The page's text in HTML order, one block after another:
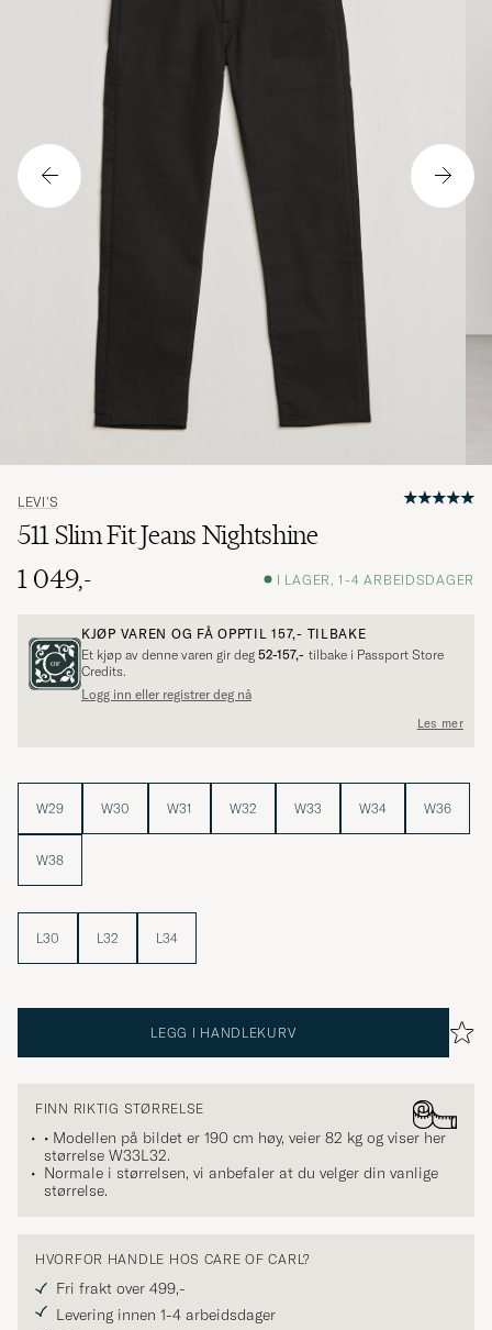
LEVI'S
511 Slim Fit Jeans Nightshine
1 049,-
I LAGER, 1-4 ARBEIDSDAGER
KJØP VAREN OG FÅ OPPTIL157,- TILBAKE
Et kjøp av denne varen gir deg 52-157,- tilbake i Passport Store
Credits.
Logg inn eller registrer deg nå
Les mer
W29 W30 W31 W32 W33 W34 W36
W38
L30 L32 L34
LEGG I HANDLEKURV
FINN RIKTIG STØRRELSE
• Modellen på bildet er 190 cm høy, veier 82 kg og viser her
størrelse W33L32.
Normale i størrelsen, vi anbefaler at du velger din vanlige
størrelse.
HVORFOR HANDLE HOS CARE OF CARL?
Fri frakt over 499,-
Levering innen 1-4 arbeidsdager